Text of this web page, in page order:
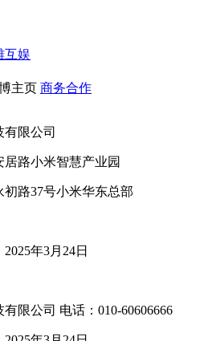
互娱
主页 商务合作
限公司
路小米智慧产业园
路37号小米华东总部
年3月24日
限公司 电话：010-60606666